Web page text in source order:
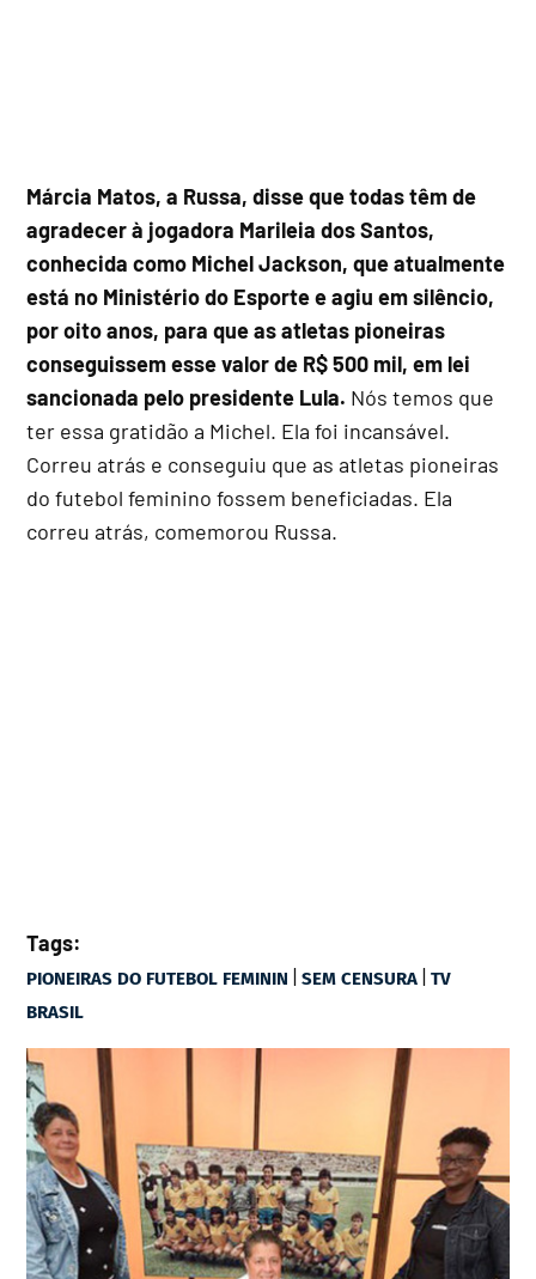
Márcia Matos, a Russa, disse que todas têm de
agradecer à jogadora Marileia dos Santos,
conhecida como Michel Jackson, que atualmente
está no Ministério do Esporte e agiu em silêncio,
por oito anos, para que as atletas pioneiras
conseguissem esse valor de R$ 500 mil, em lei
sancionada pelo presidente Lula. Nós temos que
ter essa gratidão a Michel. Ela foi incansável.
Correu atrás e conseguiu que as atletas pioneiras
do futebol feminino fossem beneficiadas. Ela
correu atrás, comemorou Russa.
Tags:
PIONEIRAS DO FUTEBOL FEMININ |SEM CENSURA |TV
BRASIL